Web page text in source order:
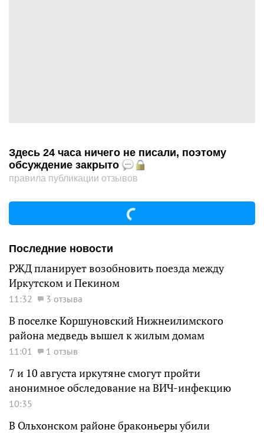
Здесь 24 часа ничего не писали, поэтому
обсуждение закрыто
правила публикации отзывов
Последние новости
РЖД планирует возобновить поезда между
Иркутском и Пекином
11:32 3 отзыва
В поселке Коршуновский Нижнеилимского
района медведь вышел к жилым домам
11:01 1 отзыв
7 и 10 августа иркутяне смогут пройти
анонимное обследование на ВИЧ-инфекцию
10:35
В Ольхонском районе браконьеры убили